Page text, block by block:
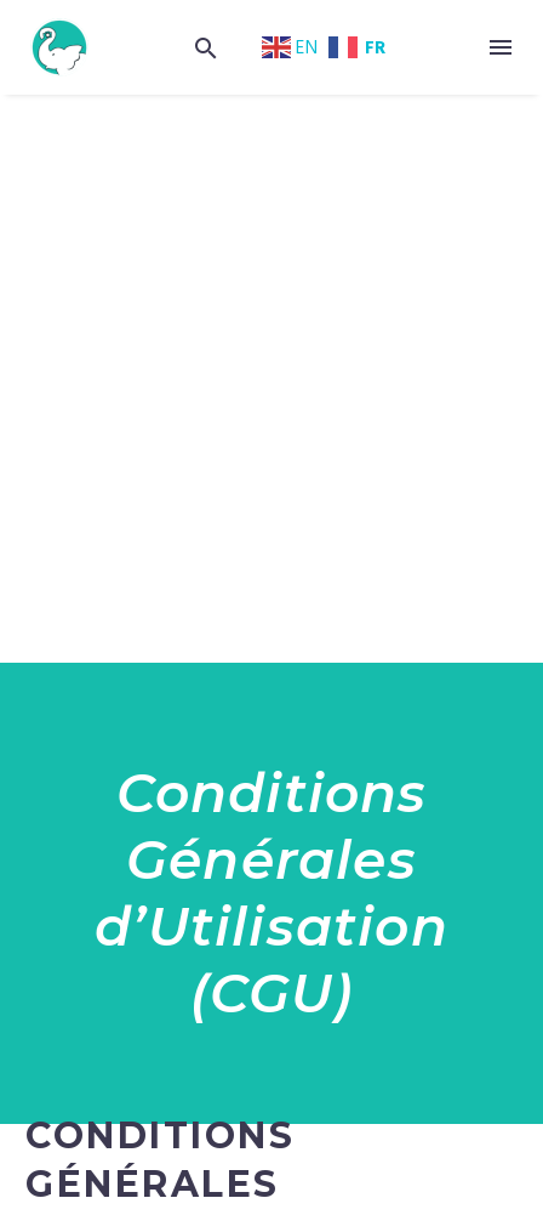
EN FR
Conditions
Générales
d’Utilisation
(CGU)
CONDITIONS
GÉNÉRALES